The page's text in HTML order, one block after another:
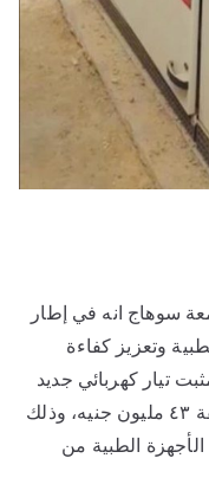
سوهاج انه في إطار
وتعزيز كفاءة
تيار كهربائي جديد
“AVR” لخدمة مستشفى الطوارئ، بتكلفة ٤٣ مليون جنيه، وذلك
الأجهزة الطبية من